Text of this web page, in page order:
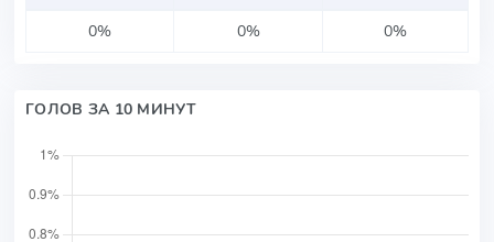
0%
0% 0%
ГОЛОВ ЗА 10 МИНУТ